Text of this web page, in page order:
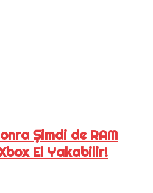
Şimdi de RAM
El Yakabilir!